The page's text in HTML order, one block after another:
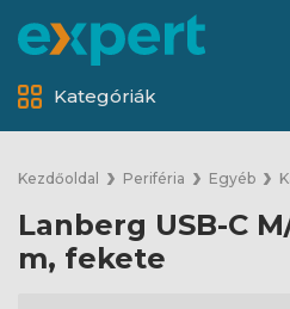
Kategóriák
Kezdőoldal Periféria Egyéb
Lanberg USB-C
m, fekete